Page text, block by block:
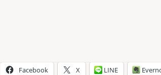
Facebook X LINE